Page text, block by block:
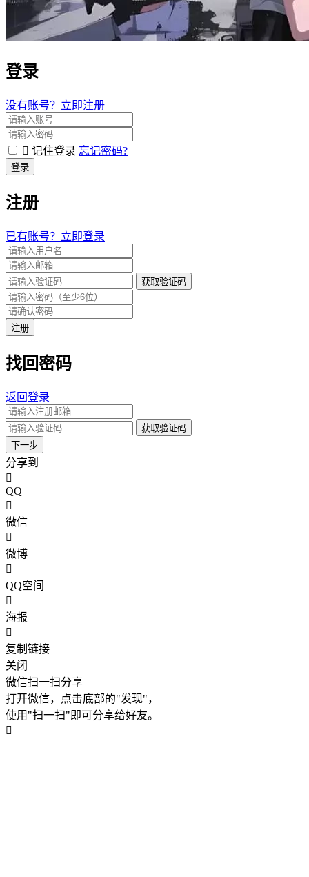
登录
没有账号？立即注册
记住登录 忘记密码?
登录
注册
已有账号？立即登录
获取验证码
注册
找回密码
返回登录
获取验证码
下一步
分享到
QQ
微信
微博
QQ空间
海报
复制链接
关闭
微信扫一扫分享
打开微信，点击底部的"发现"，
使用"扫一扫"即可分享给好友。